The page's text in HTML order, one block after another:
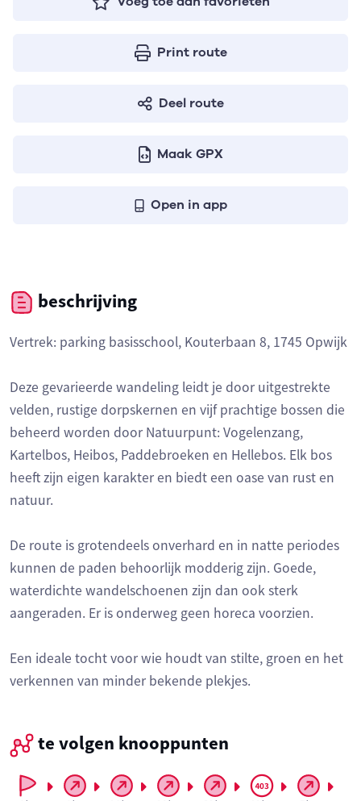
Print route
Deel route
Maak GPX
Open in app
beschrijving
Vertrek: parking basisschool, Kouterbaan 8, 1745 Opwijk
Deze gevarieerde wandeling leidt je door uitgestrekte
velden, rustige dorpskernen en vijf prachtige bossen die
beheerd worden door Natuurpunt: Vogelenzang,
Kartelbos, Heibos, Paddebroeken en Hellebos. Elk bos
heeft zijn eigen karakter en biedt een oase van rust en
natuur.
De route is grotendeels onverhard en in natte periodes
kunnen de paden behoorlijk modderig zijn. Goede,
waterdichte wandelschoenen zijn dan ook sterk
aangeraden. Er is onderweg geen horeca voorzien.
Een ideale tocht voor wie houdt van stilte, groen en het
verkennen van minder bekende plekjes.
te volgen knooppunten